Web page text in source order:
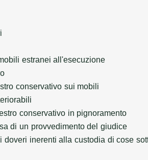
estranei all'esecuzione
conservativo sui mobili
conservativo in pignoramento
di un provvedimento del giudice
inerenti alla custodia di cose